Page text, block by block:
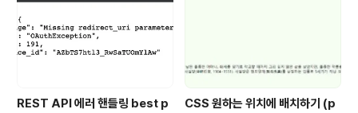
REST API 에러 핸들링 best p
CSS 원하는 위치에 배치하기 (p